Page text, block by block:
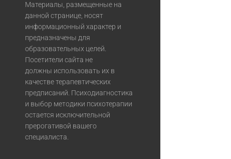
Материалы, размещенные на
данной странице, носят
информационный характер и
предназначены для
образовательных целей.
Посетители сайта не
должны использовать их в
качестве терапевтических
предписаний. Психодиагностика
и выбор методики психотерапии
остается исключительной
прерогативой вашего
специалиста.